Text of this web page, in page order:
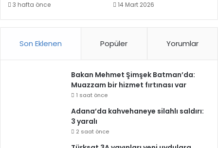
3 hafta önce 14 Mart 2026
Son Eklenen Popüler Yorumlar
Bakan Mehmet Şimşek Batman’da:
Muazzam bir hizmet fırtınası var
1 saat önce
Adana’da kahvehaneye silahlı saldırı:
3 yaralı
2 saat önce